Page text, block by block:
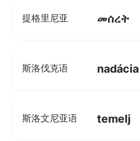
提格里尼亚 መሰረት
斯洛伐克语 nadácia
斯洛文尼亚语 temelj